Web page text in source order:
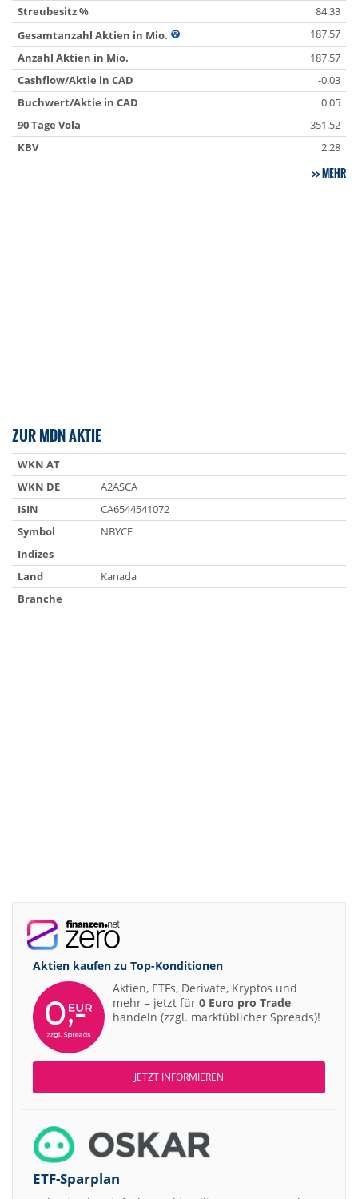
Streubesitz %
84.33
Gesamtanzahl Aktien in Mio.
187.57
Anzahl Aktien in Mio.
187.57
Cashflow/Aktie in CAD
-0.03
Buchwert/Aktie in CAD
0.05
90 Tage Vola
351.52
KBV
2.28
MEHR
ZUR MDN AKTIE
WKN AT
WKN DE
A2ASCA
ISIN
CA6544541072
Symbol
NBYCF
Indizes
Land
Kanada
Branche
Aktien kaufen zu Top-Konditionen
Aktien, ETFs, Derivate, Kryptos und
mehr – jetzt für 0 Euro pro Trade
handeln (zzgl. marktüblicher Spreads)!
JETZT INFORMIEREN
ETF-Sparplan